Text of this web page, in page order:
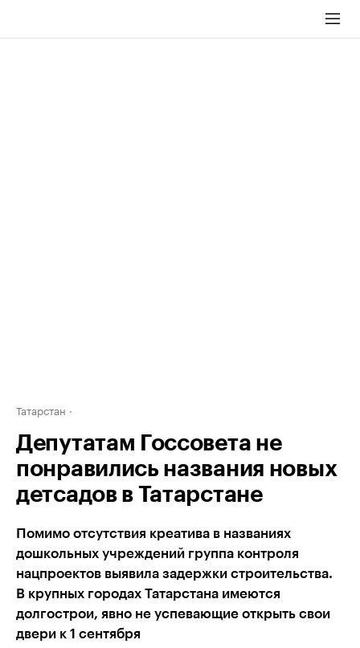
Татарстан
Депутатам Госсовета не
понравились названия новых
детсадов в Татарстане
Помимо отсутствия креатива в названиях
дошкольных учреждений группа контроля
нацпроектов выявила задержки строительства.
В крупных городах Татарстана имеются
долгострои, явно не успевающие открыть свои
двери к 1 сентября